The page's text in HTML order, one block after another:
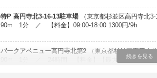
続きを見る
特P 高円寺北3-16-13駐車場 （東京都杉並区高円寺北
90m 1分 ／ 【料金】09:00-18:00 1300円/9h
パークアベニュー高円寺北第2 （東京都杉並区高円寺
90m 1分 ／ 24時間 【料金】【最大料金】(月-土)入